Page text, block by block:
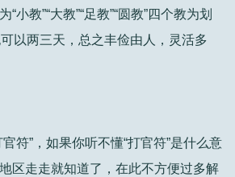
小教”“大教”“足教”“圆教”四个教为划
以两三天，总之丰俭由人，灵活多
符”，如果你听不懂“打官符”是什么意
区走走就知道了，在此不方便过多解